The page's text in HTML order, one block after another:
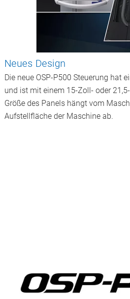
Neues Design
Die neue OSP-P500 Steuerung hat
und ist mit einem 15-Zoll- oder
Größe des Panels hängt vom
Aufstellfläche der Maschine ab.